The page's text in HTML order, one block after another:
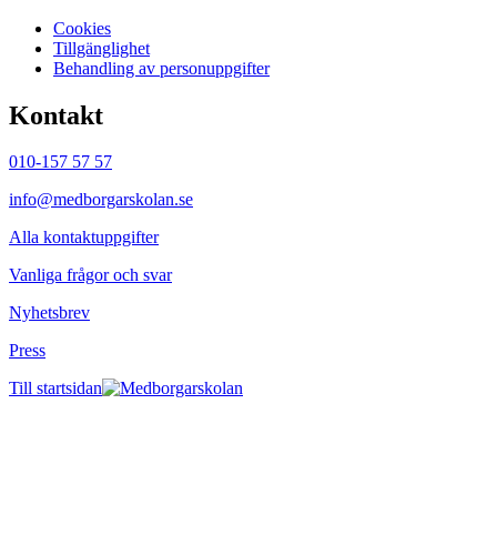
Cookies
Tillgänglighet
Behandling av personuppgifter
Kontakt
010-157 57 57
info@medborgarskolan.se
Alla kontaktuppgifter
Vanliga frågor och svar
Nyhetsbrev
Press
Till startsidan